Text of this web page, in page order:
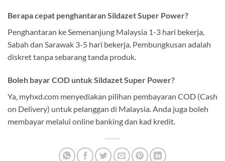
Berapa cepat penghantaran Sildazet Super Power?
Penghantaran ke Semenanjung Malaysia 1-3 hari bekerja,
Sabah dan Sarawak 3-5 hari bekerja. Pembungkusan adalah
diskret tanpa sebarang tanda produk.
Boleh bayar COD untuk Sildazet Super Power?
Ya, myhxd.com menyediakan pilihan pembayaran COD (Cash
on Delivery) untuk pelanggan di Malaysia. Anda juga boleh
membayar melalui online banking dan kad kredit.